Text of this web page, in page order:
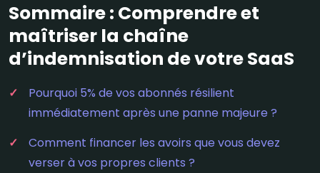
Sommaire : Comprendre et
maîtriser la chaîne
d’indemnisation de votre SaaS
Pourquoi 5% de vos abonnés résilient
immédiatement après une panne majeure ?
Comment financer les avoirs que vous devez
verser à vos propres clients ?